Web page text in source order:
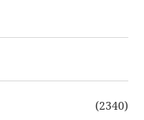
(2340)